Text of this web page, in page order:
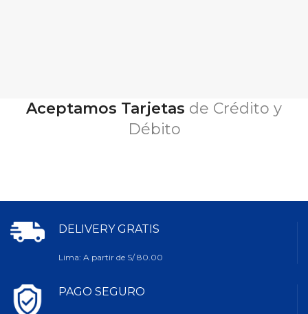
Aceptamos Tarjetas de Crédito y
Débito
DELIVERY GRATIS
Lima: A partir de S/ 80.00
PAGO SEGURO